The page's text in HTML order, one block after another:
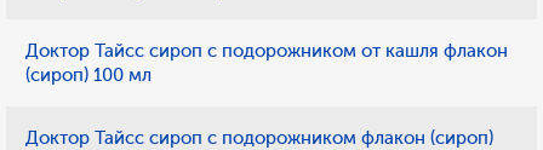
Доктор Тайсс сироп с подорожником от кашля флакон
(сироп) 100 мл
Доктор Тайсс сироп с подорожником флакон (сироп)